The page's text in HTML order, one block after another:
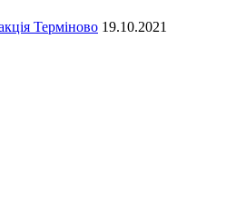
Терміново 19.10.2021